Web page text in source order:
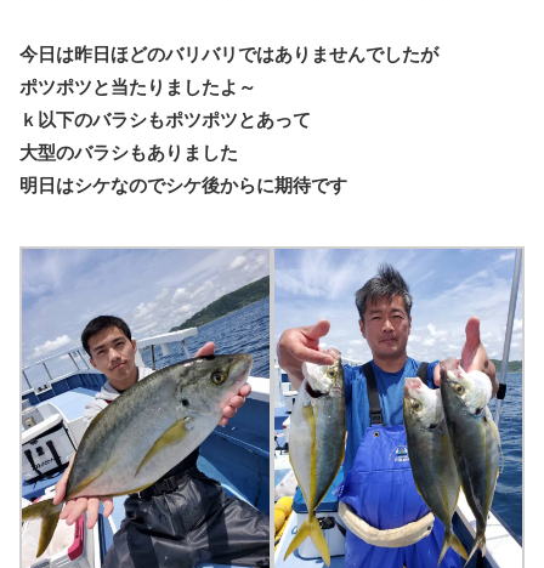
今日は昨日ほどのバリバリではありませんでしたが
ポツポツと当たりましたよ～
ｋ以下のバラシもポツポツとあって
大型のバラシもありました
明日はシケなのでシケ後からに期待です